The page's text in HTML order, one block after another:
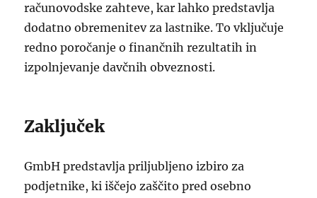
računovodske zahteve, kar lahko predstavlja
dodatno obremenitev za lastnike. To vključuje
redno poročanje o finančnih rezultatih in
izpolnjevanje davčnih obveznosti.
Zaključek
GmbH predstavlja priljubljeno izbiro za
podjetnike, ki iščejo zaščito pred osebno